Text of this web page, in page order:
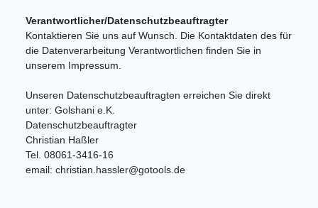
Verantwortlicher/Datenschutzbeauftragter
Kontaktieren Sie uns auf Wunsch. Die Kontaktdaten des für
die Datenverarbeitung Verantwortlichen finden Sie in
unserem Impressum.
Unseren Datenschutzbeauftragten erreichen Sie direkt
unter: Golshani e.K.
Datenschutzbeauftragter
Christian Haßler
Tel. 08061-3416-16
email: christian.hassler@gotools.de